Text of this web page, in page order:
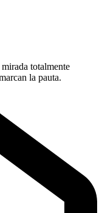
totalmente
la pauta.